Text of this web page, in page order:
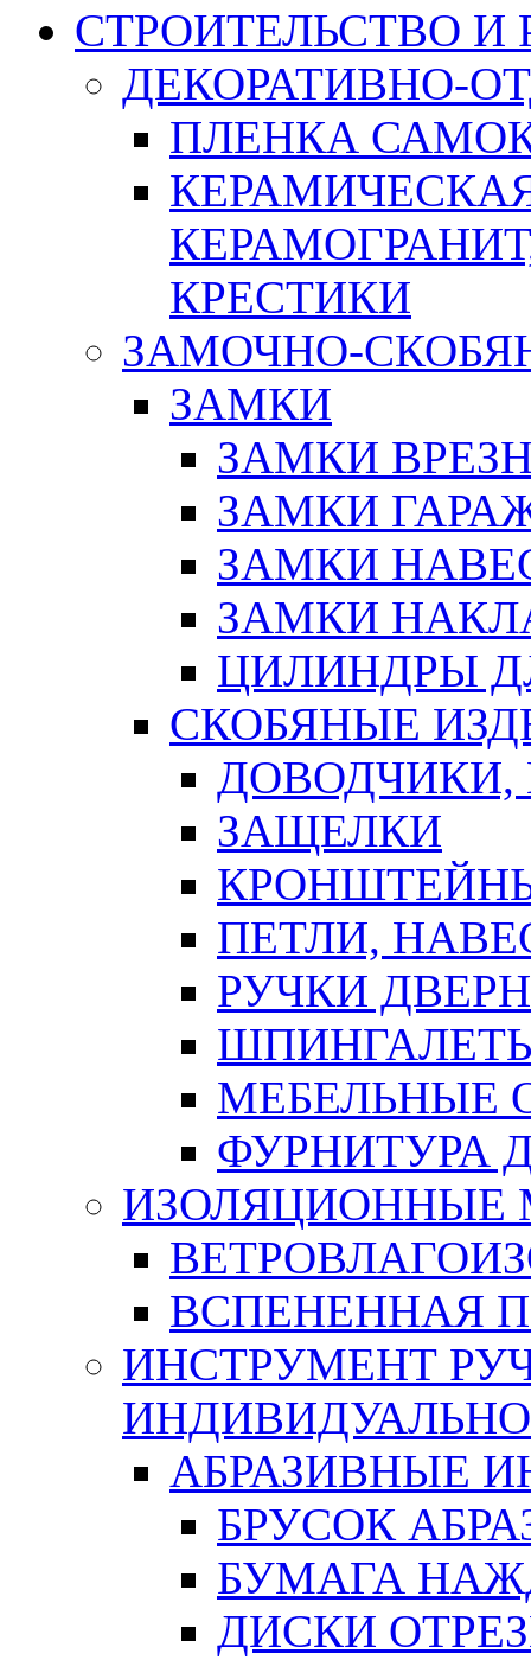
СТРОИТЕЛЬСТВО И
ДЕКОРАТИВНО-
ПЛЕНКА
КРЕСТИКИ
ЗАМОЧНО-
ЗАМКИ
ЗАМКИ
ЗАМКИ
ЗАМКИ
ЗАМКИ
ЦИЛИНДРЫ
СКОБЯНЫЕ
ЗАЩЕЛКИ
ПЕТЛИ,
РУЧКИ
МЕБЕЛЬНЫЕ
ФУРНИТУРА
ИЗОЛЯЦИОННЫЕ
ВСПЕНЕННАЯ
ИНСТРУМЕНТ
АБРАЗИВНЫЕ
БРУСОК
БУМАГА
ДИСКИ